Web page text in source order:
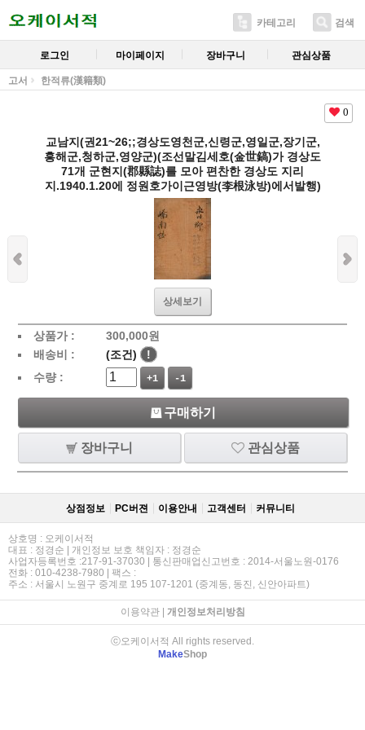
카테고리 검색
로그인 마이페이지 장바구니 관심상품
고서 한적류(漢籍類)
0
교남지(권21~26;;경상도영천군,신령군,영일군,장기군,
흥해군,청하군,영양군)(조선말김세호(金世鎬)가 경상도
71개 군현지(郡縣誌)를 모아 편찬한 경상도 지리
지.1940.1.20에 정원호가이근영방(李根泳방)에서발행)
상세보기
상품가 : 300,000원
배송비 :
(조건)
!
수량 :
+1 -1
구매하기
장바구니 관심상품
상점정보 PC버젼 이용안내 고객센터 커뮤니티
상호명 : 오케이서적
대표 : 정경순 | 개인정보 보호 책임자 : 정경순
사업자등록번호 :217-91-37030 | 통신판매업신고번호 : 2014-서울노원-0176
전화 : 010-4238-7980 | 팩스 :
주소 : 서울시 노원구 중계로 195 107-1201 (중계동, 동진, 신안아파트)
이용약관| 개인정보처리방침
ⓒ오케이서적 All rights reserved.
MakeShop